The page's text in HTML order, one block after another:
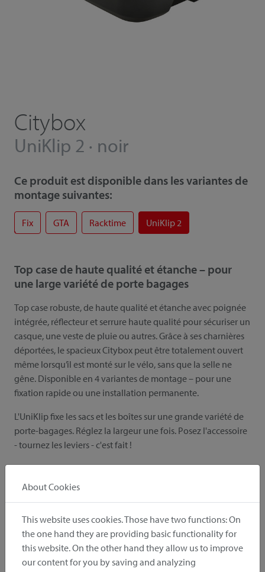
Citybox
UniKlip 2 · noir
Ce produit est disponible dans les variantes de
montage suivantes:
Fix GTA Racktime UniKlip 2
Top case de haute qualité et étanche – pour
une large variété de porte bagages
Top case robuste, de haute qualité et étanche avec poignée
intégrée, réflecteur et serrure haute qualité pour sécuriser un
casque, une veste de pluie ou autres. Grâce à ses charnières
déportées, le spacieux Citybox peut être totalement ouvert
même lorsqu’il est monté sur le vélo, sans que la selle ne
gêne. Disponible en 4 variantes de montage – pour une
fixation rapide ou une installation permanente.
L'UniKlip fixe les sacs et les boîtes sur une grande variété de
porte-bagages. Réglez la largeur une fois. Posez l'accessoire
- tournez les leviers - c'est fait !
Inclus dans la livraison
About Cookies
This website uses cookies. Those have two functions: On
the one hand they are providing basic functionality for
this website. On the other hand they allow us to improve
our content for you by saving and analyzing